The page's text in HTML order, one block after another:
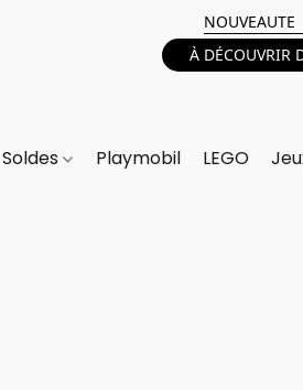
À DÉCOUVRIR
Soldes Playmobil LEGO